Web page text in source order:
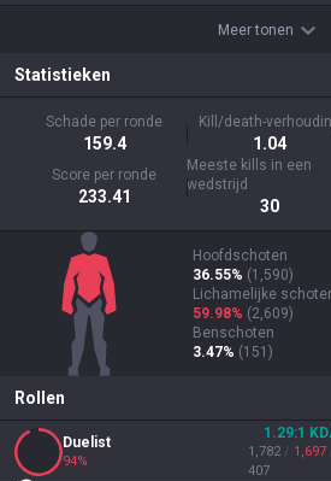
Meer tonen
Statistieken
Schade per ronde
159.4
Kill/death-
1.04
Score per ronde
233.41
Meeste kills in een
wedstrijd
30
Hoofdschoten
36.55% (1,590)
Lichamelijke
59.98% (2,609)
Benschoten
3.47% (151 )
Rollen
Duelist
94%
1.29:1
1,782 / 1,697
407